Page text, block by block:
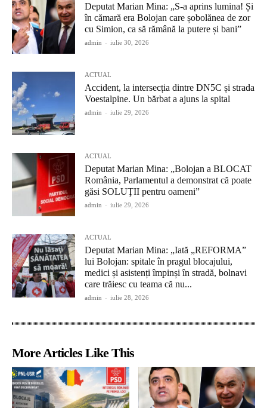
Deputat Marian Mina: „S-a aprins lumina! Și
în cămară era Bolojan care șobolănea de zor
cu Simion, ca să rămână la putere și bani”
admin - iulie 30, 2026
ACTUAL
Accident, la intersecția dintre DN5C și strada
Voestalpine. Un bărbat a ajuns la spital
admin - iulie 29, 2026
ACTUAL
Deputat Marian Mina: „Bolojan a BLOCAT
România, Parlamentul a demonstrat că poate
găsi SOLUŢII pentru oameni”
admin - iulie 29, 2026
ACTUAL
Deputat Marian Mina: „Iată „REFORMA”
lui Bolojan: spitale în pragul blocajului,
medici și asistenți împinși în stradă, bolnavi
care trăiesc cu teama că nu...
admin - iulie 28, 2026
More Articles Like This